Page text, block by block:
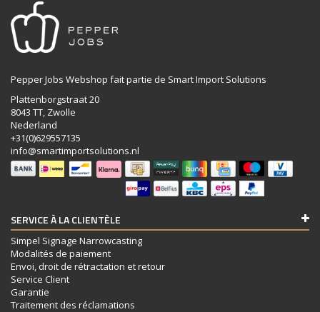
Pepper Jobs Webshop fait partie de Smart Import Solutions
Plattenborgstraat 20
8043 TT, Zwolle
Nederland
+31(0)629557135
info@smartimportsolutions.nl
SERVICE À LA CLIENTÈLE
Simpel Signage Narrowcasting
Modalités de paiement
Envoi, droit de rétractation et retour
Service Client
Garantie
Traitement des réclamations